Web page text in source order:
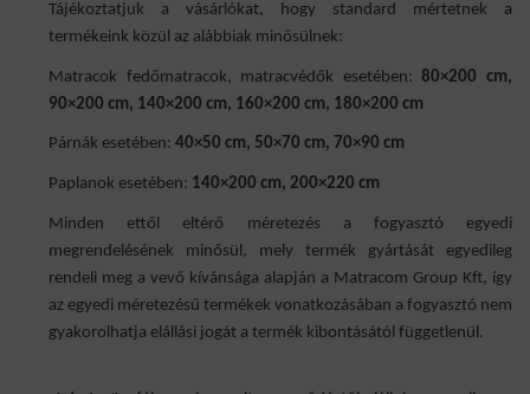
Tájékoztatjuk a vásárlókat, hogy standard mértetnek a
termékeink közül az alábbiak minősülnek:
Matracok fedőmatracok, matracvédők esetében:80×200 cm,
90×200 cm, 140×200 cm, 160×200 cm, 180×200 cm
Párnák esetében: 40×50 cm, 50×70 cm, 70×90 cm
Paplanok esetében: 140×200 cm, 200×220 cm
Minden ettől eltérő méretezés a fogyasztó egyedi
megrendelésének minősül, mely termék gyártását egyedileg
rendeli meg a vevő kívánsága alapján a Matracom Group Kft, így
az egyedi méretezésű termékek vonatkozásában a fogyasztó nem
gyakorolhatja elállási jogát a termék kibontásától függetlenül.